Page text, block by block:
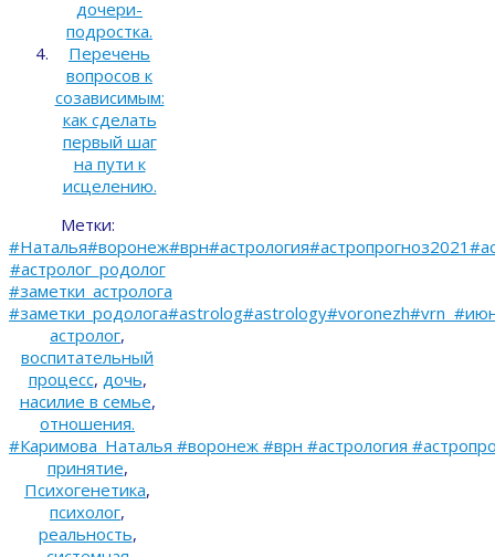
дочери-
подростка.
Перечень
вопросов к
созависимым:
как сделать
первый шаг
на пути к
исцелению.
Метки:
#астролог_родолог
#заметки_астролога
#заметки_родолога#astrolog#astrology#voronezh#vrn
астролог,
воспитательный
процесс, дочь,
насилие в семье,
отношения.
#Каримова_Наталья #воронеж #врн #астрология
принятие,
Психогенетика,
психолог,
реальность,